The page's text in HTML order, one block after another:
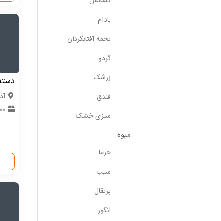
بادام
تخمه آفتابگردان
گردو
زرشک
فندق
سبزی خشک
میوه
خرما
سیب
پرتقال
انگور